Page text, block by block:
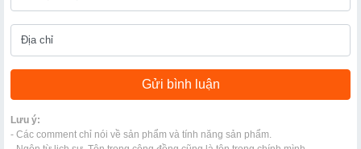
Lưu ý:
- Các comment chỉ nói về sản phẩm và tính năng sản phẩm.